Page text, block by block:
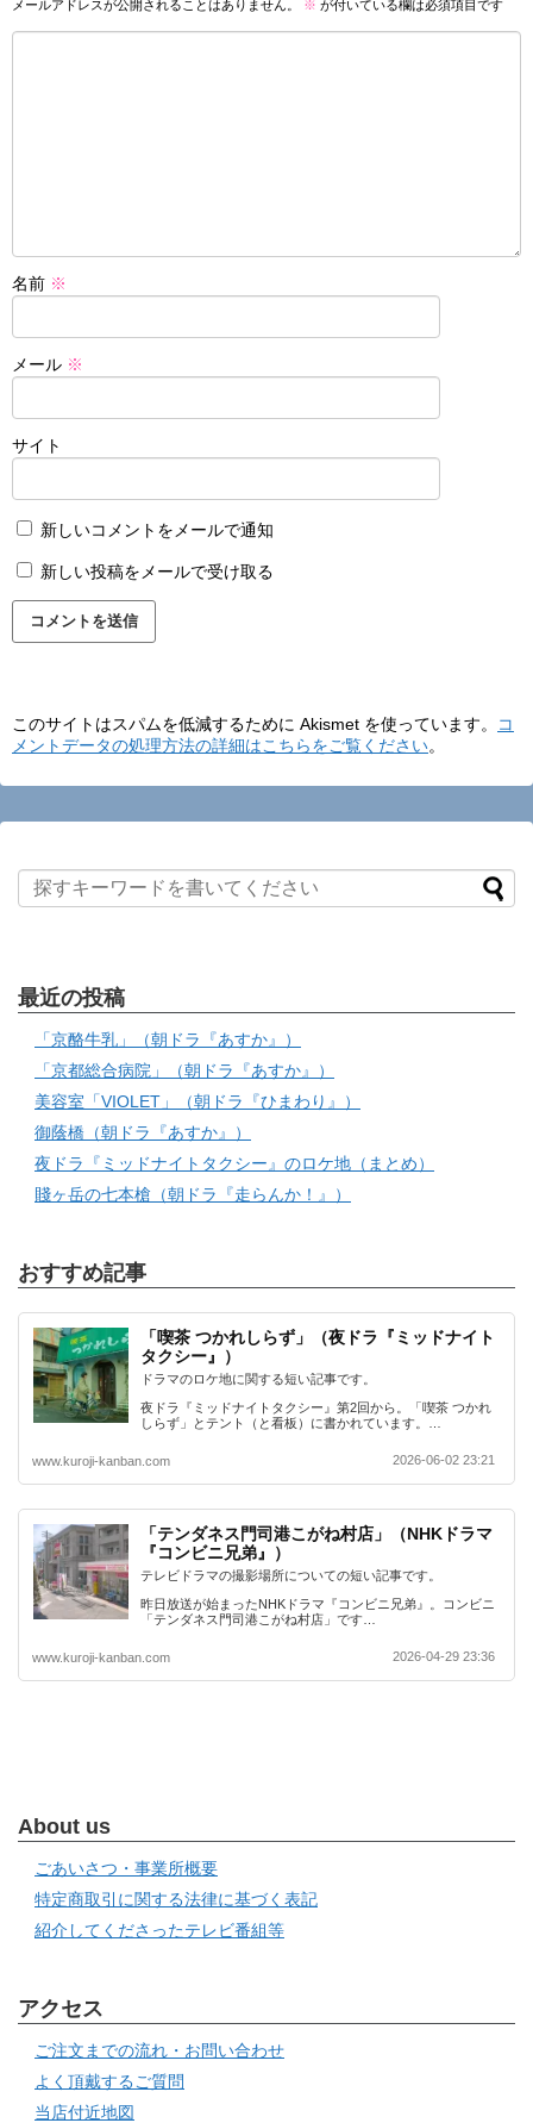
メールアドレスが公開されることはありません。 ※ が付いている欄は必須項目です
名前 ※
メール ※
サイト
新しいコメントをメールで通知
新しい投稿をメールで受け取る
このサイトはスパムを低減するために Akismet を使っています。
コ
メントデータの処理方法の詳細はこちらをご覧ください。
最近の投稿
「京酪牛乳」（朝ドラ『あすか』）
「京都総合病院」（朝ドラ『あすか』）
美容室「VIOLET」（朝ドラ『ひまわり』）
御蔭橋（朝ドラ『あすか』）
夜ドラ『ミッドナイトタクシー』のロケ地（まとめ）
賤ヶ岳の七本槍（朝ドラ『走らんか！』）
おすすめ記事
「喫茶 つかれしらず」（夜ドラ『ミッドナイト
タクシー』）
ドラマのロケ地に関する短い記事です。
夜ドラ『ミッドナイトタクシー』第2回から。「喫茶 つかれ
しらず」とテント（と看板）に書かれています。…
www.kuroji-kanban.com 2026-06-02 23:21
「テンダネス門司港こがね村店」（NHKドラマ
『コンビニ兄弟』）
テレビドラマの撮影場所についての短い記事です。
昨日放送が始まったNHKドラマ『コンビニ兄弟』。コンビニ
「テンダネス門司港こがね村店」です…
www.kuroji-kanban.com 2026-04-29 23:36
About us
ごあいさつ・事業所概要
特定商取引に関する法律に基づく表記
紹介してくださったテレビ番組等
アクセス
ご注文までの流れ・お問い合わせ
よく頂戴するご質問
当店付近地図